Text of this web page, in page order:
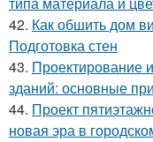
42. Как обшить дом
Подготовка стен
43. Проектирование
зданий: основные
44. Проект
новая эра в